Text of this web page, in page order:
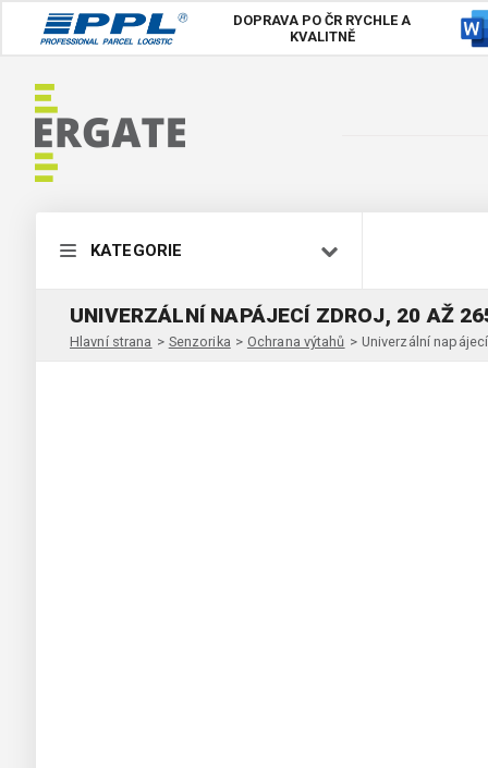
DOPRAVA PO ČR RYCHLE A
KVALITNĚ
KATEGORIE
UNIVERZÁLNÍ NAPÁJECÍ ZDROJ, 20 AŽ
Hlavní strana > Senzorika > Ochrana výtahů > Univerzální